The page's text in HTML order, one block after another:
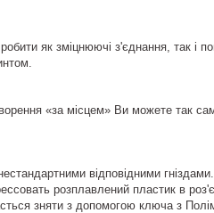
як зміцнюючі з'єднання, так і
«за місцем» Ви можете так
відповідними
розплавлений пластик в
зняти з допомогою ключа з